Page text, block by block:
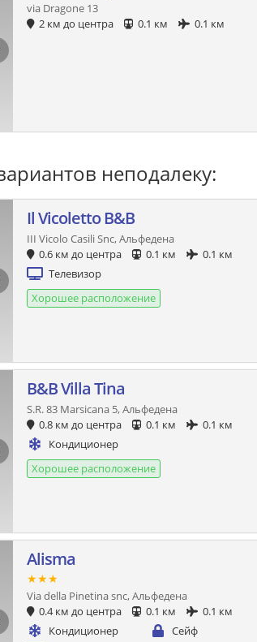
via Dragone 13
2 км до центра
0.1 км 0.1 км
неподалеку:
Il Vicoletto B&B
III Vicolo Casili Snc, Альфедена
0.6 км до центра
0.1 км
0.1 км
Телевизор
Хорошее расположение
B&B Villa Tina
S.R. 83 Marsicana 5, Альфедена
0.8 км до центра
0.1 км
0.1 км
Кондиционер
Хорошее расположение
Alisma
★★★
Via della Pinetina snc, Альфедена
0.4 км до центра
0.1 км
0.1 км
Кондиционер
Сейф